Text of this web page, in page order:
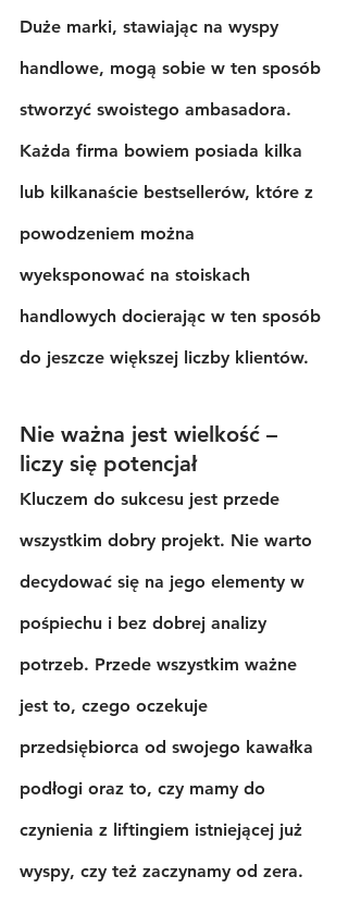
Duże marki, stawiając na wyspy
handlowe, mogą sobie w ten sposób
stworzyć swoistego ambasadora.
Każda firma bowiem posiada kilka
lub kilkanaście bestsellerów, które z
powodzeniem można
wyeksponować na stoiskach
handlowych docierając w ten sposób
do jeszcze większej liczby klientów.
Nie ważna jest wielkość –
liczy się potencjał
Kluczem do sukcesu jest przede
wszystkim dobry projekt. Nie warto
decydować się na jego elementy w
pośpiechu i bez dobrej analizy
potrzeb. Przede wszystkim ważne
jest to, czego oczekuje
przedsiębiorca od swojego kawałka
podłogi oraz to, czy mamy do
czynienia z liftingiem istniejącej już
wyspy, czy też zaczynamy od zera.